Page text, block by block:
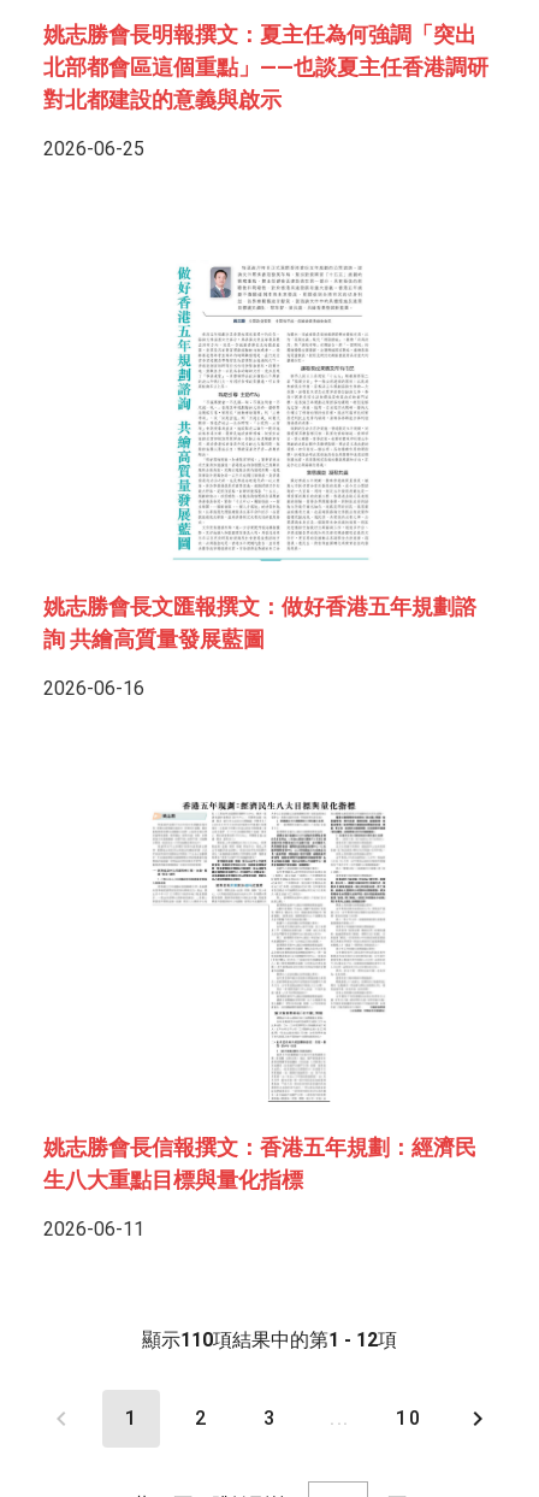
姚志勝會長明報撰文：夏主任為何強調「突出
北部都會區這個重點」——也談夏主任香港調研
對北都建設的意義與啟示
2026-06-25
姚志勝會長文匯報撰文：做好香港五年規劃諮
詢 共繪高質量發展藍圖
2026-06-16
姚志勝會長信報撰文：香港五年規劃：經濟民
生八大重點目標與量化指標
2026-06-11
顯示110項結果中的第1 - 12項
1 2 3 ... 10